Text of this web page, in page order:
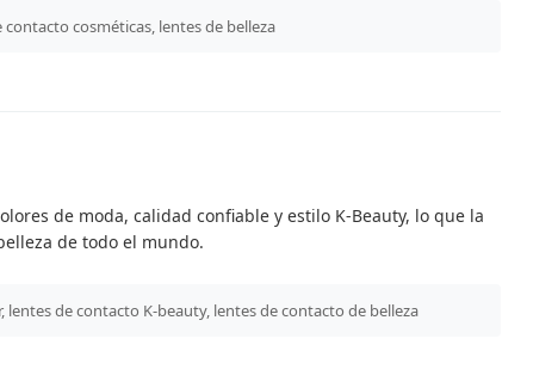
cosméticas, lentes de belleza
de moda, calidad confiable y estilo K-Beauty, lo que la
de todo el mundo.
de contacto K-beauty, lentes de contacto de belleza